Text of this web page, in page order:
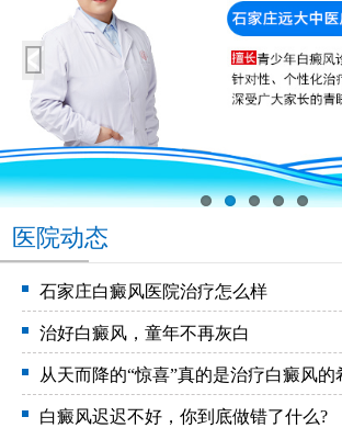
医院动态
石家庄白癜风医院治疗怎么样
治好白癜风，童年不再灰白
从天而降的“惊喜”真的是治疗白癜风的
白癜风迟迟不好，你到底做错了什么?